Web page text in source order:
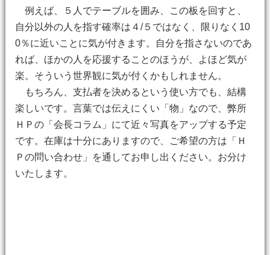
例えば、５人でテーブルを囲み、この板を回すと、
自分以外の人を指す確率は４/５ではなく、限りなく10
0％に近いことに気が付きます。自分を指さないのであ
れば、ほかの人を応援することのほうが、よほど気が
楽。そういう世界観に気が付くかもしれません。
もちろん、支払者を決めるという使い方でも、結構
楽しいです。言葉では伝えにくい「物」なので、弊所
ＨＰの「会長コラム」にて近々写真をアップする予定
です。在庫は十分にありますので、ご希望の方は「Ｈ
Ｐの問い合わせ」を通してお申し出ください。お分け
いたします。